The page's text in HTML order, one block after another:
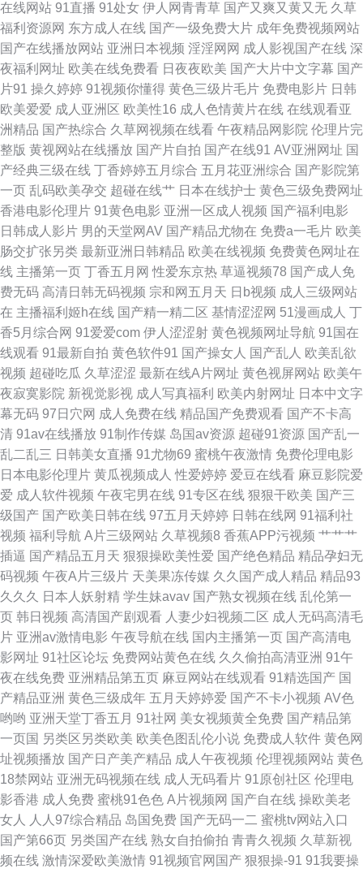
产AV福利 日韩中文字幕区 国产精品v日本精品 探花的搜索结果91n 久久思精
品视频 www经典av 视频国产在线观看91 超碰在线大青青青青 阿v免费观看
在线 亚洲黄色hfh 日本一区二区三区A片 日韩干狠狠 影音先锋中文AV 精品伦
A片视频 四虎AV淫国产精东 日韩福利网址 92视频福利导航 国产自拍网站 午
夜成人手机视频 91在线网址观看 国内性爱肏屄视频 日本乱码 日韩A级视频
免费看 91少妇黑丝在线观看 豆花网在线观看完整 探花足浴在线观看 91激情
电影在线观看 福利破解91 五月天日日干 A片不卡区 天堂者色网 ts另类国产
福利视频 色悠悠成人综合 超碰在线国产人人 午夜福利合集一区观看 大香蕉
玖玖 香蕉免费视频导航 国产自拍网站 91密臀久久 日本黄页 a日韩片 婷婷精
品视频二区三区 操BK爱爱 深爱激情网综合 导航福利老牛 午夜成人精品视频
在线 久久国产ab 91网站小视频 日韩视频一类 91在线免费观看网页 日本一
本不卡 www午夜福利AV 天堂男人黄网 超碰69资源 香蕉视频很黄 九九热
000 91视频观看 日韩精品无码一 成人无码久久蜜桃网站 91吃瓜熟女 日本成
人网片 91新视频 欧美第1色网 日韩激情网页 日韩无码兔费 99精品在线 午夜
成人手机在线 成人电彭 先锋影音毛片 大香蕉9久1 先锋成人色av影院 成人在
线超碰91 亚洲精品蜜桃成人 福利视频国 亚洲欧美日韩传媒 高清无码动漫18
亚洲欧美啪啪免费视频 国产福利精品久久让 综合色久悠悠 黄色链接 91国产
精品三级蜜臀 青青草青青老司机 成人福利网站 影音先锋AV一级大片
在线网站 91直播 91处女 伊人网青青草 国产又爽又黄又无 久草
福利资源网 东方成人在线 国产一级免费大片 成年免费视频网站
国产在线播放网站 亚洲日本视频 淫淫网网 成人影视国产在线 深
夜福利网址 欧美在线免费看 日夜夜欧美 国产大片中文字幕 国产
片91 操久婷婷 91视频你懂得 黄色三级片毛片 免费电影片 日韩
欧美爱爱 成人亚洲区 欧美性16 成人色情黄片在线 在线观看亚
洲精品 国产热综合 久草网视频在线看 午夜精品网影院 伦理片完
整版 黄视网站在线播放 国产片自拍 国产在线91 AV亚洲网址 国
产经典三级在线 丁香婷婷五月综合 五月花亚洲综合 国产影院第
一页 乱码欧美孕交 超碰在线艹 日本在线护士 黄色三级免费网址
香港电影伦理片 91黄色电影 亚洲一区成人视频 国产福利电影
日韩成人影片 男的天堂网AV 国产精品尤物在 免费a一毛片 欧美
肠交扩张另类 最新亚洲日韩精品 欧美在线视频 免费黄色网址在
线 主播第一页 丁香五月网 性爱东京热 草逼视频78 国产成人免
费无码 高清日韩无码视频 宗和网五月天 日b视频 成人三级网站
在 主播福利姬h在线 国产精一精二区 基情涩涩网 51漫画成人 丁
香5月综合网 91爱爱com 伊人涩涩射 黄色视频网址导航 91国在
线观看 91最新自拍 黄色软件91 国产操女人 国产乱人 欧美乱欲
视频 超碰吃瓜 久草涩涩 最新在线A片网址 黄色视屏网站 欧美午
夜寂寞影院 新视觉影视 成人写真福利 欧美内射网址 日本中文字
幕无码 97日穴网 成人免费在线 精品国产免费观看 国产不卡高
清 91av在线播放 91制作传媒 岛国av资源 超碰91资源 国产乱一
乱二乱三 日韩美女直播 91尤物69 蜜桃午夜激情 免费伦理电影
日本电影伦理片 黄瓜视频成人 性爱婷婷 爱豆在线看 麻豆影院爱
爱 成人软件视频 午夜宅男在线 91专区在线 狠狠干欧美 国产三
级国产 国产欧美日韩在线 97五月天婷婷 日韩在线网 91福利社
视频 福利导航 A片三级网站 久草视频8 香蕉APP污视频 艹艹艹
插逼 国产精品五月天 狠狠操欧美性爱 国产绝色精品 精品孕妇无
码视频 午夜A片三级片 天美果冻传媒 久久国产成人精品 精品93
久久久
日本人妖射精 学生妹avav 国产熟女视频在线 乱伦第一
页 韩日视频 高清国产剧观看 人妻少妇视频二区 成人无码高清毛
片 亚洲av激情电影 午夜导航在线 国内主播第一页 国产高清电
影网址 91社区论坛 免费网站黄色在线 久久偷拍高清亚洲 91午
夜在线免费 亚洲精品第五页 麻豆网站在线观看 91精选国产 国
产精品亚洲 黄色三级成年 五月天婷婷爱 国产不卡小视频 AV色
哟哟 亚洲天堂丁香五月 91社网 美女视频黄全免费 国产精品第
一页国 另类区另类欧美 欧美色图乱伦小说 免费成人软件 黄色网
址视频播放 国产日产美产精品 成人午夜视频 伦理视频网站 黄色
18禁网站 亚洲无码视频在线 成人无码看片 91原创社区 伦理电
影香港 成人免费 蜜桃91色色 A片视频网 国产自在线 操欧美老
女人
人人97综合精品 岛国免费 国产无码一二 蜜桃tv网站入口
国产第66页 另类国产在线 熟女自拍偷拍 青青久视频 久草新视
频在线 激情深爱欧美激情 91视频官网国产 狠狠操-91 91我要操